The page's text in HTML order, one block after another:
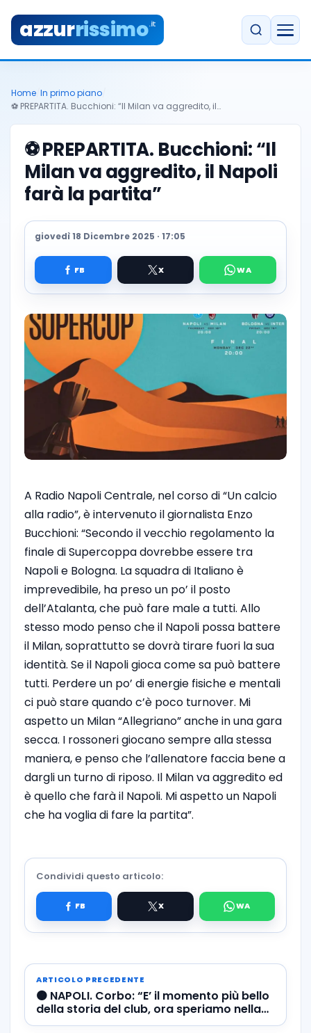
azzurrissimo.it
Home In primo piano
⚽ PREPARTITA. Bucchioni: “Il Milan va aggredito, il…
⚽PREPARTITA. Bucchioni: “Il
Milan va aggredito, il Napoli
farà la partita”
giovedì 18 Dicembre 2025 · 17:05
A Radio Napoli Centrale, nel corso di “Un calcio
alla radio”, è intervenuto il giornalista Enzo
Bucchioni: “Secondo il vecchio regolamento la
finale di Supercoppa dovrebbe essere tra
Napoli e Bologna. La squadra di Italiano è
imprevedibile, ha preso un po’ il posto
dell’Atalanta, che può fare male a tutti. Allo
stesso modo penso che il Napoli possa battere
il Milan, soprattutto se dovrà tirare fuori la sua
identità. Se il Napoli gioca come sa può battere
tutti. Perdere un po’ di energie fisiche e mentali
ci può stare quando c’è poco turnover. Mi
aspetto un Milan “Allegriano” anche in una gara
secca. I rossoneri giocano sempre alla stessa
maniera, e penso che l’allenatore faccia bene a
dargli un turno di riposo. Il Milan va aggredito ed
è quello che farà il Napoli. Mi aspetto un Napoli
che ha voglia di fare la partita”.
Condividi questo articolo:
ARTICOLO PRECEDENTE
🟠 NAPOLI. Corbo: “E’ il momento più bello
della storia del club, ora speriamo nella
Supercoppa”